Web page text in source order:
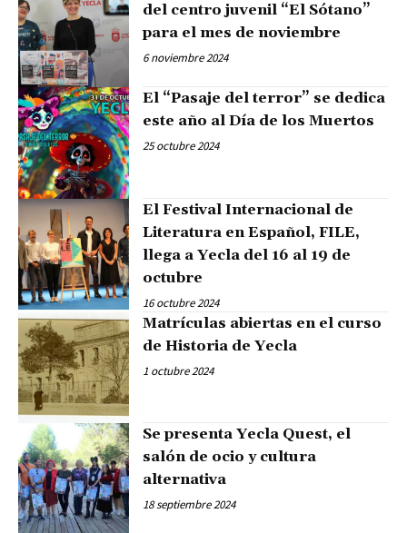
del centro juvenil “El Sótano”
para el mes de noviembre
6 noviembre 2024
El “Pasaje del terror” se dedica
este año al Día de los Muertos
25 octubre 2024
El Festival Internacional de
Literatura en Español, FILE,
llega a Yecla del 16 al 19 de
octubre
16 octubre 2024
Matrículas abiertas en el curso
de Historia de Yecla
1 octubre 2024
Se presenta Yecla Quest, el
salón de ocio y cultura
alternativa
18 septiembre 2024